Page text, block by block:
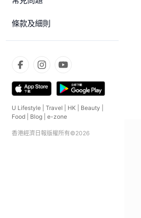
條款及細則
U Lifestyle Travel HK Beauty
Food
Blog e-zone
香港經濟日報版權所有©2026